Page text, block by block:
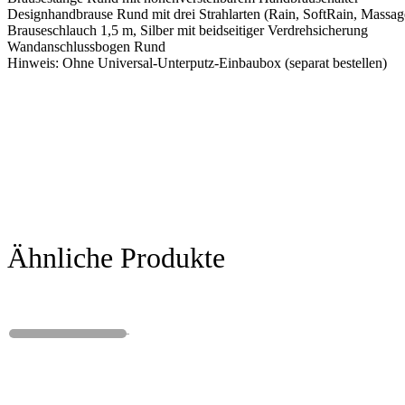
Designhandbrause Rund mit drei Strahlarten (Rain, SoftRain,
Brauseschlauch 1,5 m, Silber mit beidseitiger Verdrehsicherung
Wandanschlussbogen Rund
Hinweis: Ohne Universal-Unterputz-Einbaubox (separat bestellen)
Ähnliche Produkte